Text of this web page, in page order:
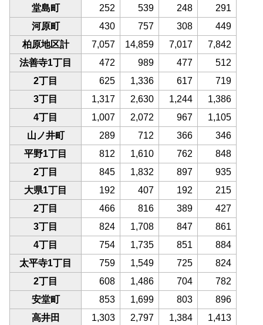
堂島町 252 539 248
291
河原町
430 757 308
449
柏原地区計
7,057 14,859 7,017
7,842
法善寺1丁目
472 989 477
512
2丁目
625 1,336 617
719
3丁目
1,317 2,630 1,244
1,386
4丁目
1,007 2,072 967
1,105
山ノ井町
289 712 366
346
平野1丁目
812 1,610 762
848
2丁目
845 1,832 897
935
大県1丁目
192 407 192
215
2丁目
466 816 389
427
3丁目
824 1,708 847
861
4丁目
754 1,735 851
884
太平寺1丁目
759 1,549 725
824
2丁目
608 1,486 704
782
安堂町
853 1,699 803
896
高井田
1,303 2,797 1,384
1,413